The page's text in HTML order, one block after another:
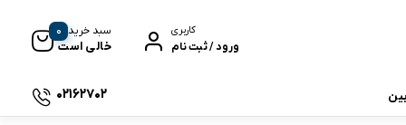
کاربری
ورود / ثبت نام
سبد خرید
خالی است
0
02162702